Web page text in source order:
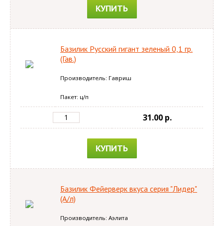
КУПИТЬ
Базилик Русский гигант зеленый 0,1 гр.
(Гав.)
Производитель: Гавриш
Пакет: ц/п
31.00 p.
КУПИТЬ
Базилик Фейерверк вкуса серия "Лидер"
(А/л)
Производитель: Аэлита